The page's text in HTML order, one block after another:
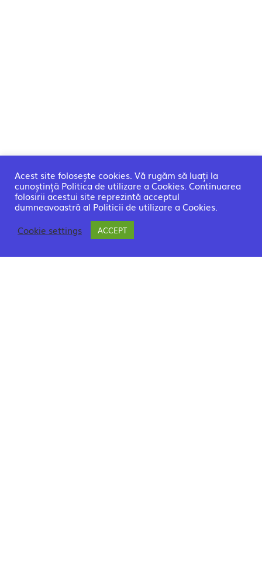
Acest site folosește cookies. Vă rugăm să luați la
cunoștință Politica de utilizare a Cookies. Continuarea
folosirii acestui site reprezintă acceptul
dumneavoastră al Politicii de utilizare a Cookies.
Cookie settings
ACCEPT